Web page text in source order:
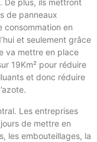
De plus, ils mettront
de panneaux
consommation en
et seulement grâce
va mettre en place
19Km² pour réduire
et donc réduire
Les entreprises
de mettre en
les embouteillages, la